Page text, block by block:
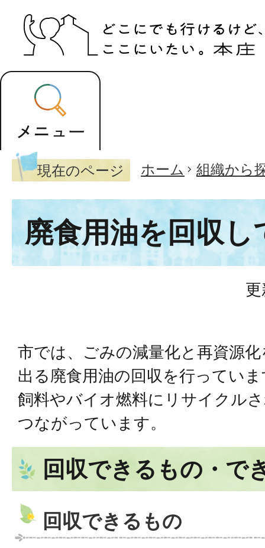
現在のページ ホーム 組織から
廃食用油を回収し
市では、ごみの減量化と再資源
出る廃食用油の回収を行ってい
飼料やバイオ燃料にリサイクル
つながっています。
回収できるもの・で
回収できるもの